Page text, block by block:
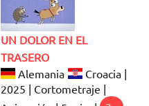
UN DOLOR EN EL
TRASERO
Alemania
Croacia |
2025 | Cortometraje |